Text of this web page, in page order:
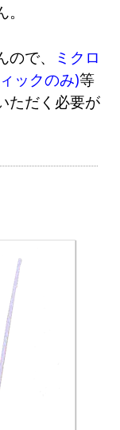
で、
ミクロ
ックのみ)等
ただく必要が